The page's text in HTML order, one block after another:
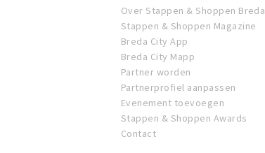
Over Stappen & Shoppen Breda
Stappen & Shoppen Magazine
Breda City App
Breda City Mapp
Partner worden
Partnerprofiel aanpassen
Evenement toevoegen
Stappen & Shoppen Awards
Contact